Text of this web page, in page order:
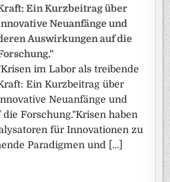
Ein Kurzbeitrag über
Neuanfänge und
Auswirkungen auf die
im Labor als treibende
Ein Kurzbeitrag über
Neuanfänge und
Forschung."Krisen haben
für Innovationen zu
Paradigmen und […]